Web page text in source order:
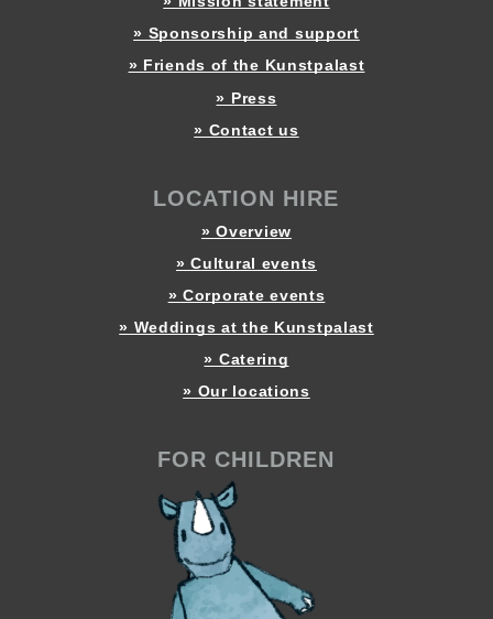
» Sponsorship and support
» Friends of the Kunstpalast
» Press
» Contact us
LOCATION HIRE
» Overview
» Cultural events
» Corporate events
» Weddings at the Kunstpalast
» Catering
» Our locations
FOR CHILDREN